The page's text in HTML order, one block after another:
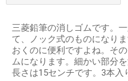
三菱鉛筆の消しゴムです。
て、ノック式のものになり
おくのに便利ですよね。そ
ムになります。細かい部分
長さは15センチです。3本入